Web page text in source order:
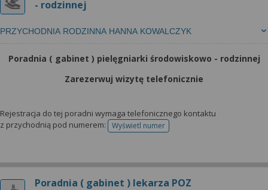
- rodzinnej
PRZYCHODNIA RODZINNA HANNA KOWALCZYK
Poradnia ( gabinet ) pielęgniarki środowiskowo - rodzinnej
Zarezerwuj wizytę telefonicznie
Rejestracja do tej poradni wymaga telefonicznego kontaktu
z przychodnią pod numerem:
Wyświetl numertelefonu do rejestracji
Poradnia ( gabinet ) lekarza POZ